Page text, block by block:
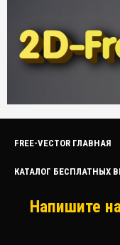
FREE-VECTOR ГЛАВНАЯ
КАТАЛОГ БЕСПЛАТНЫХ
Напишите